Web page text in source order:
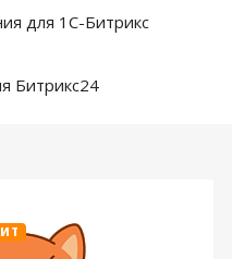
для 1С-Битрикс
Битрикс24